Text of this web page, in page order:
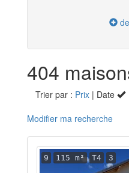
Trier par : Prix | Date
Modifier ma recherche
9 115 m² T4 3